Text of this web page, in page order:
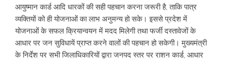
आयुष्मान कार्ड आदि धारकों की सही पहचान करना जरूरी है, ताकि पात्र
व्यक्तियों को ही योजनाओं का लाभ अनुमन्य हो सके। इससे प्रदेश में
योजनाओं के सफल क्रियान्वयन में मदद मिलेगी तथा फर्जी दस्तावेजों के
आधार पर जन सुविधायें प्राप्त करने वालों की पहचान हो सकेगी। मुख्यमंत्री
के निर्देश पर सभी जिलाधिकारियों द्वारा जनपद स्तर पर राशन कार्ड, आधार